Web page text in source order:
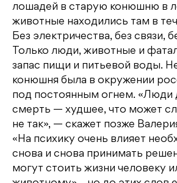
лошадей в старую конюшню в
животные находились там в
Без электричества, без связи,
Только люди, животные и
запас пищи и питьевой воды.
конюшня была в окружении
под постоянным огнем. «Люди
смерть — худшее, что может
не так», — скажет позже
«На психику очень влияет
снова и снова принимать
могут стоить жизни человеку